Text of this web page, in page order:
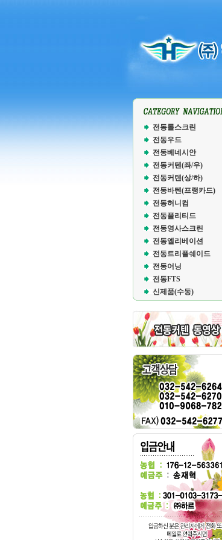
전동롤스크린
전동우드
전동베네시안
전동커텐(좌/우)
전동커텐(상/하)
전동바텐(프랭카드)
전동허니컴
전동플리티드
전동영사스크린
전동엘리베이션
전동트리플쉐이드
전동어닝
전동FTS
신제품(수동)